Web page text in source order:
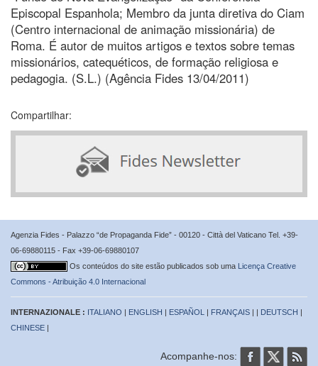
Episcopal Espanhola; Membro da junta diretiva do Ciam
(Centro internacional de animação missionária) de
Roma. É autor de muitos artigos e textos sobre temas
missionários, catequéticos, de formação religiosa e
pedagogia. (S.L.) (Agência Fides 13/04/2011)
Compartilhar:
Agenzia Fides - Palazzo “de Propaganda Fide” - 00120 - Città del Vaticano Tel. +39-
06-69880115 - Fax +39-06-69880107
Os conteúdos do site estão publicados sob uma Licença Creative
Commons - Atribuição 4.0 Internacional
INTERNAZIONALE : ITALIANO | ENGLISH | ESPAÑOL | FRANÇAIS | | DEUTSCH |
CHINESE |
Acompanhe-nos: